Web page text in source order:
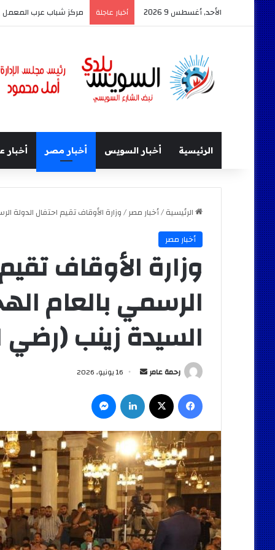
الأحد, أغسطس 9 2026 أخبار عاجلة مركز شباب عرب المعمل
الرئيسية أخبار السويس أخبار مصر أخبار
الرئيسية/أخبار مصر/وزارة الأوقاف تقيم احتفال الدولة
أخبار مصر
وزارة الأوقاف
الرسمي بالعام
السيدة زينب (رضي
رحمة عامر
أرسل
إلكترونيا
16 يونيو، 2026
فيسبوك لينكدإن